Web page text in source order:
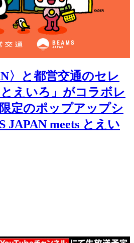
〉と都営交通のセレ
えいろ」がコラボレ
定のポップアップシ
JAPAN meets とえい